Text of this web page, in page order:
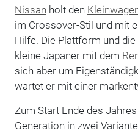
Nissan holt den
im Crossover-Stil und mit
Hilfe. Die Plattform und
kleine Japaner mit dem
sich aber um
wartet er mit einer
Zum Start Ende des
Generation in zwei